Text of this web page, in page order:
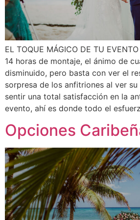
EL TOQUE MÁGICO DE TU
14 horas de montaje, el ánimo de
disminuido, pero basta con ver el
sorpresa de los anfitriones al ver
sentir una total satisfacción en la
evento, ahí es donde todo el
Opciones